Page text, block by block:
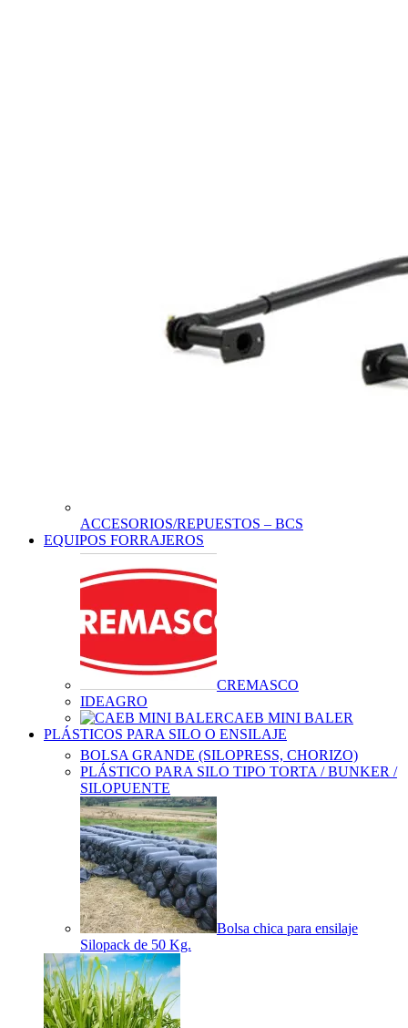
ACCESORIOS/REPUESTOS – BCS
EQUIPOS FORRAJEROS
CREMASCO
IDEAGRO
CAEB MINI BALER
PLÁSTICOS PARA SILO O ENSILAJE
BOLSA GRANDE (SILOPRESS, CHORIZO)
PLÁSTICO PARA SILO TIPO TORTA / BUNKER /
SILOPUENTE
Bolsa chica para ensilaje
Silopack de 50 Kg.